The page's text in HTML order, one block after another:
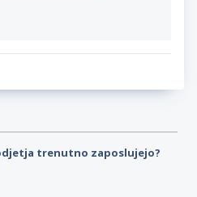
trenutno zaposlujejo?